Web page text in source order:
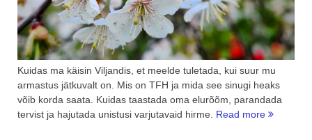
Kuidas ma käisin Viljandis, et meelde tuletada, kui suur mu
armastus jätkuvalt on. Mis on TFH ja mida see sinugi heaks
võib korda saata. Kuidas taastada oma elurõõm, parandada
tervist ja hajutada unistusi varjutavaid hirme. Read more “Minu